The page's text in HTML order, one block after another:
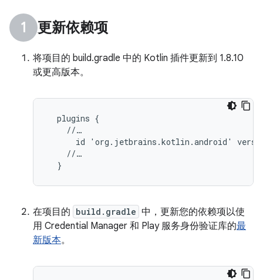
更新依赖项
将项目的 build.gradle 中的 Kotlin 插件更新到 1.8.10
或更高版本。
  plugins {
    //…
id 'org.jetbrains.kotlin.android'
    //…
在项目的 build.gradle 中，更新您的依赖项以使
用 Credential Manager 和 Play 服务身份验证库的最
新版本。